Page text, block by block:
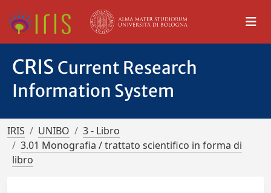
CRIS Current Research
Information System
IRIS UNIBO
3 - Libro
3.01 Monografia / trattato scientifico in forma di
libro